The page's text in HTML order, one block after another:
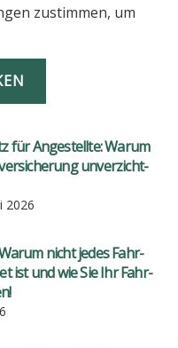
zustimmen, um
für Ange­stell­te: War­um
unver­zicht­
2026
nicht jedes Fahr­
ist und wie Sie Ihr Fahr­